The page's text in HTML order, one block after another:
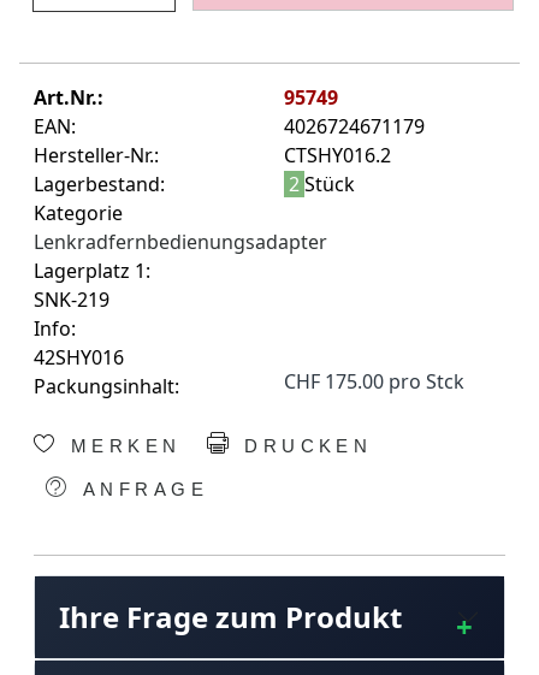
Art.Nr.:
95749
EAN:
4026724671179
Hersteller-Nr.:
CTSHY016.2
Lagerbestand:
2Stück
Kategorie
Lenkradfernbedienungsadapter
Lagerplatz 1:
SNK-219
Info:
42SHY016
Packungsinhalt:
CHF 175.00 pro Stck
MERKEN DRUCKEN
ANFRAGE
Ihre Frage zum Produkt